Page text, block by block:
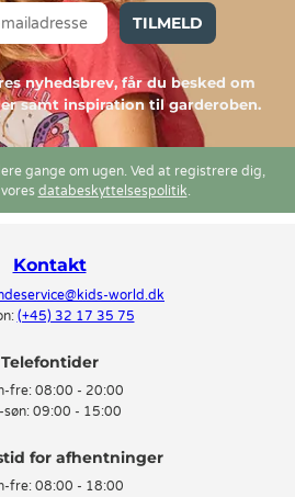
TILMELD
nyhedsbrev, får du besked om
samt inspiration til garderoben.
gange om ugen. Ved at registrere dig,
databeskyttelsespolitik.
Kontakt
world.dk
(+45) 32 17 35 75
Telefontider
fre: 08:00 - 20:00
søn: 09:00 - 15:00
fre: 08:00 - 18:00